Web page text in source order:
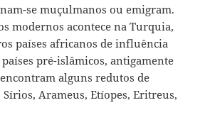
se muçulmanos ou emigram.
modernos acontece na Turquia,
países africanos de influência
pré-islâmicos, antigamente
alguns redutos de
Sírios, Arameus, Etíopes, Eritreus,